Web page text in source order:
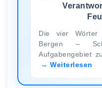
Die vier
Bergen –
Aufgabengebiet
Weiterlesen